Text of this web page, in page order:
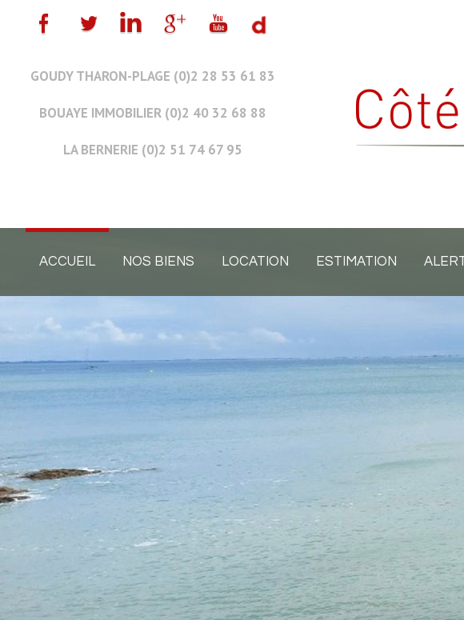
GOUDY THARON-PLAGE (0)2 28 53 61 83
BOUAYE IMMOBILIER (0)2 40 32 68 88
LA BERNERIE (0)2 51 74 67 95
ACCUEIL NOS BIENS LOCATION ESTIMATION